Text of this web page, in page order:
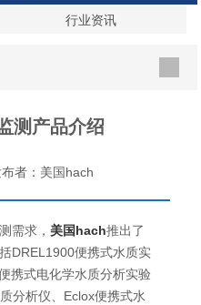
行业资讯
测产品介绍
者：美国hach
需求，美国hach推出了
DREL1900便携式水质实
携式电化学水质分析实验
分析仪、Eclox便携式水